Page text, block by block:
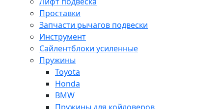
Проставки
Запчасти рычагов подвески
Инструмент
Сайлентблоки усиленные
Пружины
Toyota
Honda
BMW